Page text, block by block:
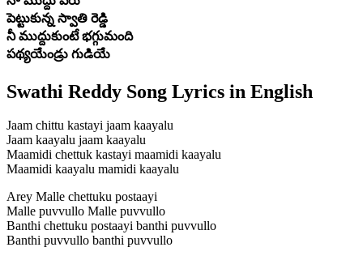
పెట్టుకున్న స్వాతి రెడ్డి
నీ ముద్దుకుంటే భగ్గుమంది
పథ్యయేండ్రు గుడియే
Swathi Reddy Song Lyrics in English
Jaam chittu kastayi jaam kaayalu
Jaam kaayalu jaam kaayalu
Maamidi chettuk kastayi maamidi kaayalu
Maamidi kaayalu mamidi kaayalu
Arey Malle chettuku postaayi
Malle puvvullo Malle puvvullo
Banthi chettuku postaayi banthi puvvullo
Banthi puvvullo banthi puvvullo